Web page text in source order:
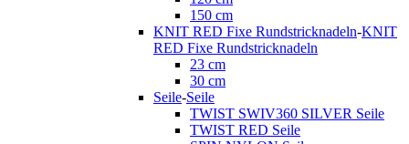
150 cm
KNIT RED Fixe Rundstricknadeln-KNIT
RED Fixe Rundstricknadeln
23 cm
30 cm
Seile-Seile
TWIST SWIV360 SILVER Seile
TWIST RED Seile